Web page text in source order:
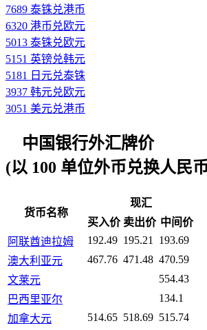
7689 泰铢兑港币
6320 港币兑欧元
5013 泰铢兑欧元
5151 英镑兑韩元
5181 日元兑泰铢
3937 韩元兑欧元
3051 美元兑港币
中国银行外汇牌价
(以 100 单位外币兑换人民
货币名称
现汇
买入价 卖出价 中间价
阿联酋迪拉姆
192.49 195.21
193.69
澳大利亚元
467.76 471.48 470.59
文莱元
554.43
巴西里亚尔
134.1
加拿大元
514.65 518.69 515.74